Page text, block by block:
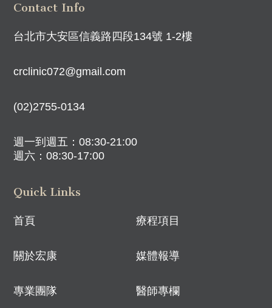
Contact Info
台北市大安區信義路四段134號 1-2樓
crclinic072@gmail.com
(02)2755-0134
週一到週五：08:30-21:00
週六：08:30-17:00
Quick Links
首頁
關於宏康
專業團隊
療程項目
媒體報導
醫師專欄